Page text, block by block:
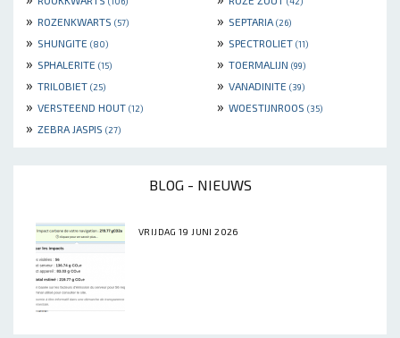
» ROZENKWARTS (57) » SEPTARIA (26)
» SHUNGITE (80) » SPECTROLIET (11)
» SPHALERITE (15) » TOERMALIJN (99)
» TRILOBIET (25) » VANADINITE (39)
» VERSTEEND HOUT (12) » WOESTIJNROOS (35)
» ZEBRA JASPIS (27)
BLOG - NIEUWS
VRIJDAG 19 JUNI 2026